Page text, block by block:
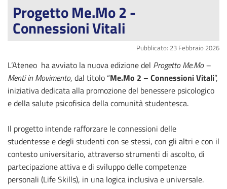
Progetto Me.Mo 2 -
Connessioni Vitali
Pubblicato: 23 Febbraio 2026
L’Ateneo ha avviato la nuova edizione del Progetto Me.Mo –
Menti in Movimento, dal titolo “Me.Mo 2 – Connessioni Vitali”,
iniziativa dedicata alla promozione del benessere psicologico
e della salute psicofisica della comunità studentesca.
Il progetto intende rafforzare le connessioni delle
studentesse e degli studenti con se stessi, con gli altri e con il
contesto universitario, attraverso strumenti di ascolto, di
partecipazione attiva e di sviluppo delle competenze
personali (Life Skills), in una logica inclusiva e universale.